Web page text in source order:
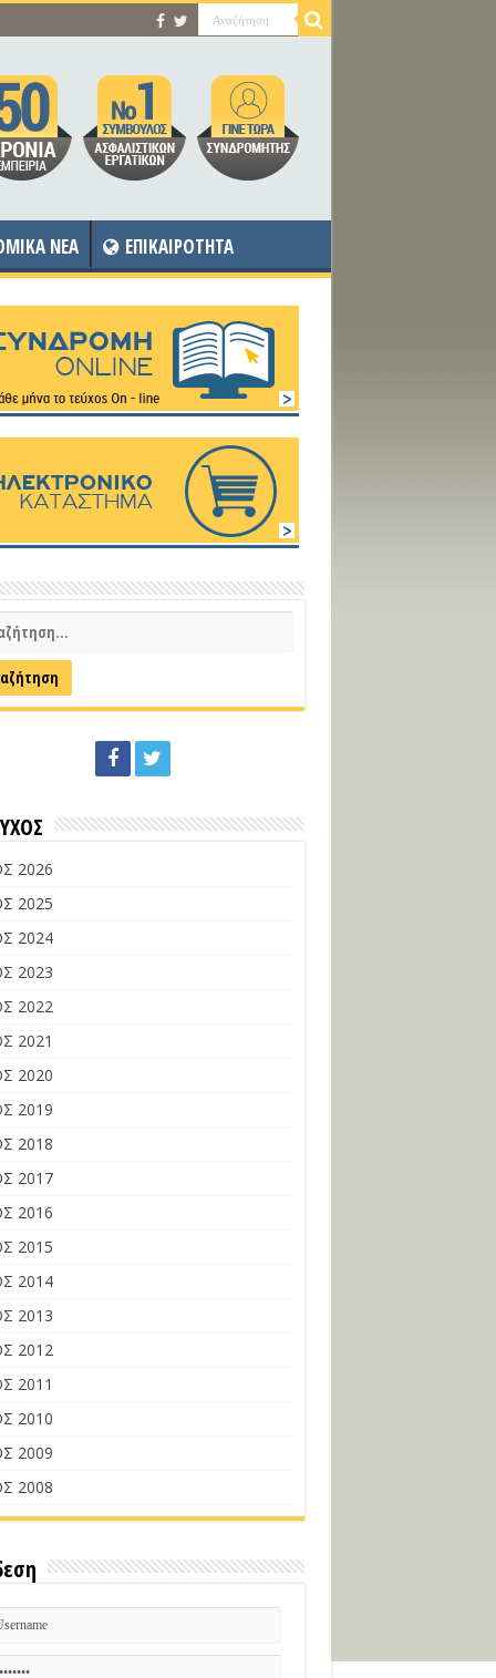
NEA ΕΠΙΚΑΙΡΟΤΗΤΑ
2026
2025
2024
2023
2022
2021
2020
2019
2018
2017
2016
2015
2014
2013
2012
2011
2010
2009
2008